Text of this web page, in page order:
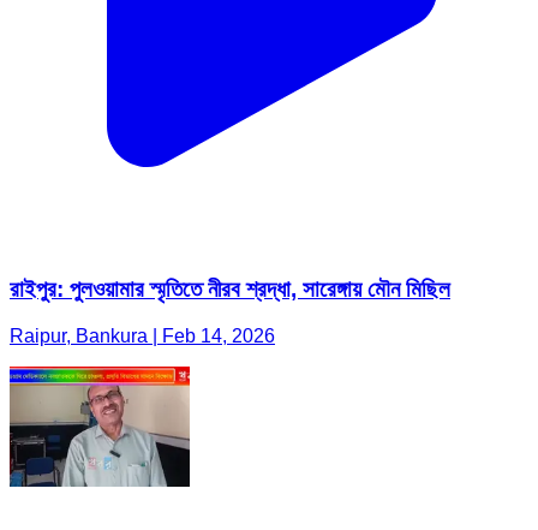
রাইপুর: পুলওয়ামার স্মৃতিতে নীরব শ্রদ্ধা, সারেঙ্গায় মৌন মিছিল
Raipur, Bankura | Feb 14, 2026